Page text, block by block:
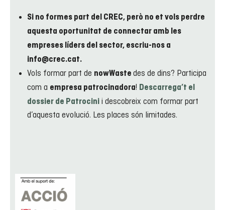
Si no formes part del CREC, però no et vols perdre
aquesta oportunitat de connectar amb les
empreses líders del sector, escriu-nos a
info@crec.cat.
Vols formar part de nowWaste des de dins? Participa
com a empresa patrocinadora! Descarrega’t el
dossier de Patrocini i descobreix com formar part
d’aquesta evolució. Les places són limitades.